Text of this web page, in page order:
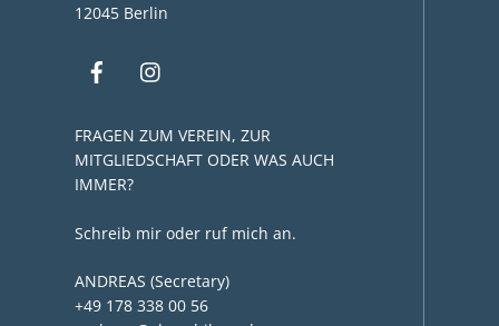
12045 Berlin
FRAGEN ZUM VEREIN, ZUR
MITGLIEDSCHAFT ODER WAS AUCH
IMMER?
Schreib mir oder ruf mich an.
ANDREAS (Secretary)
+49 178 338 00 56